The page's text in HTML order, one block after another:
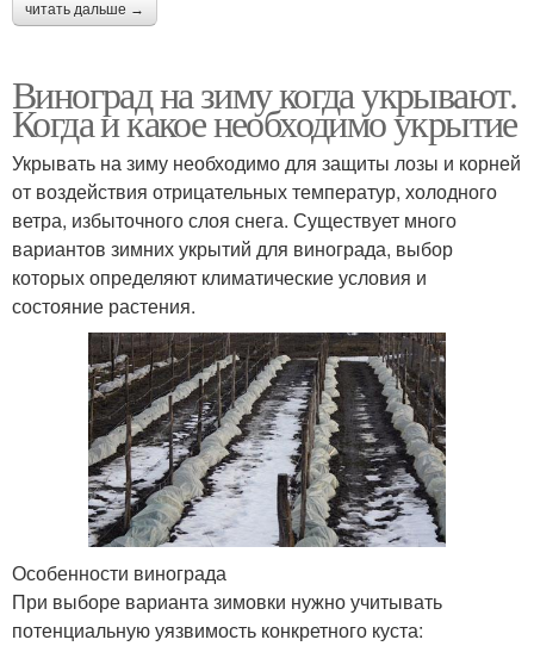
читать дальше →
Виноград на зиму когда укрывают.
Когда и какое необходимо укрытие
Укрывать на зиму необходимо для защиты лозы и корней
от воздействия отрицательных температур, холодного
ветра, избыточного слоя снега. Существует много
вариантов зимних укрытий для винограда, выбор
которых определяют климатические условия и
состояние растения.
Особенности винограда
При выборе варианта зимовки нужно учитывать
потенциальную уязвимость конкретного куста: